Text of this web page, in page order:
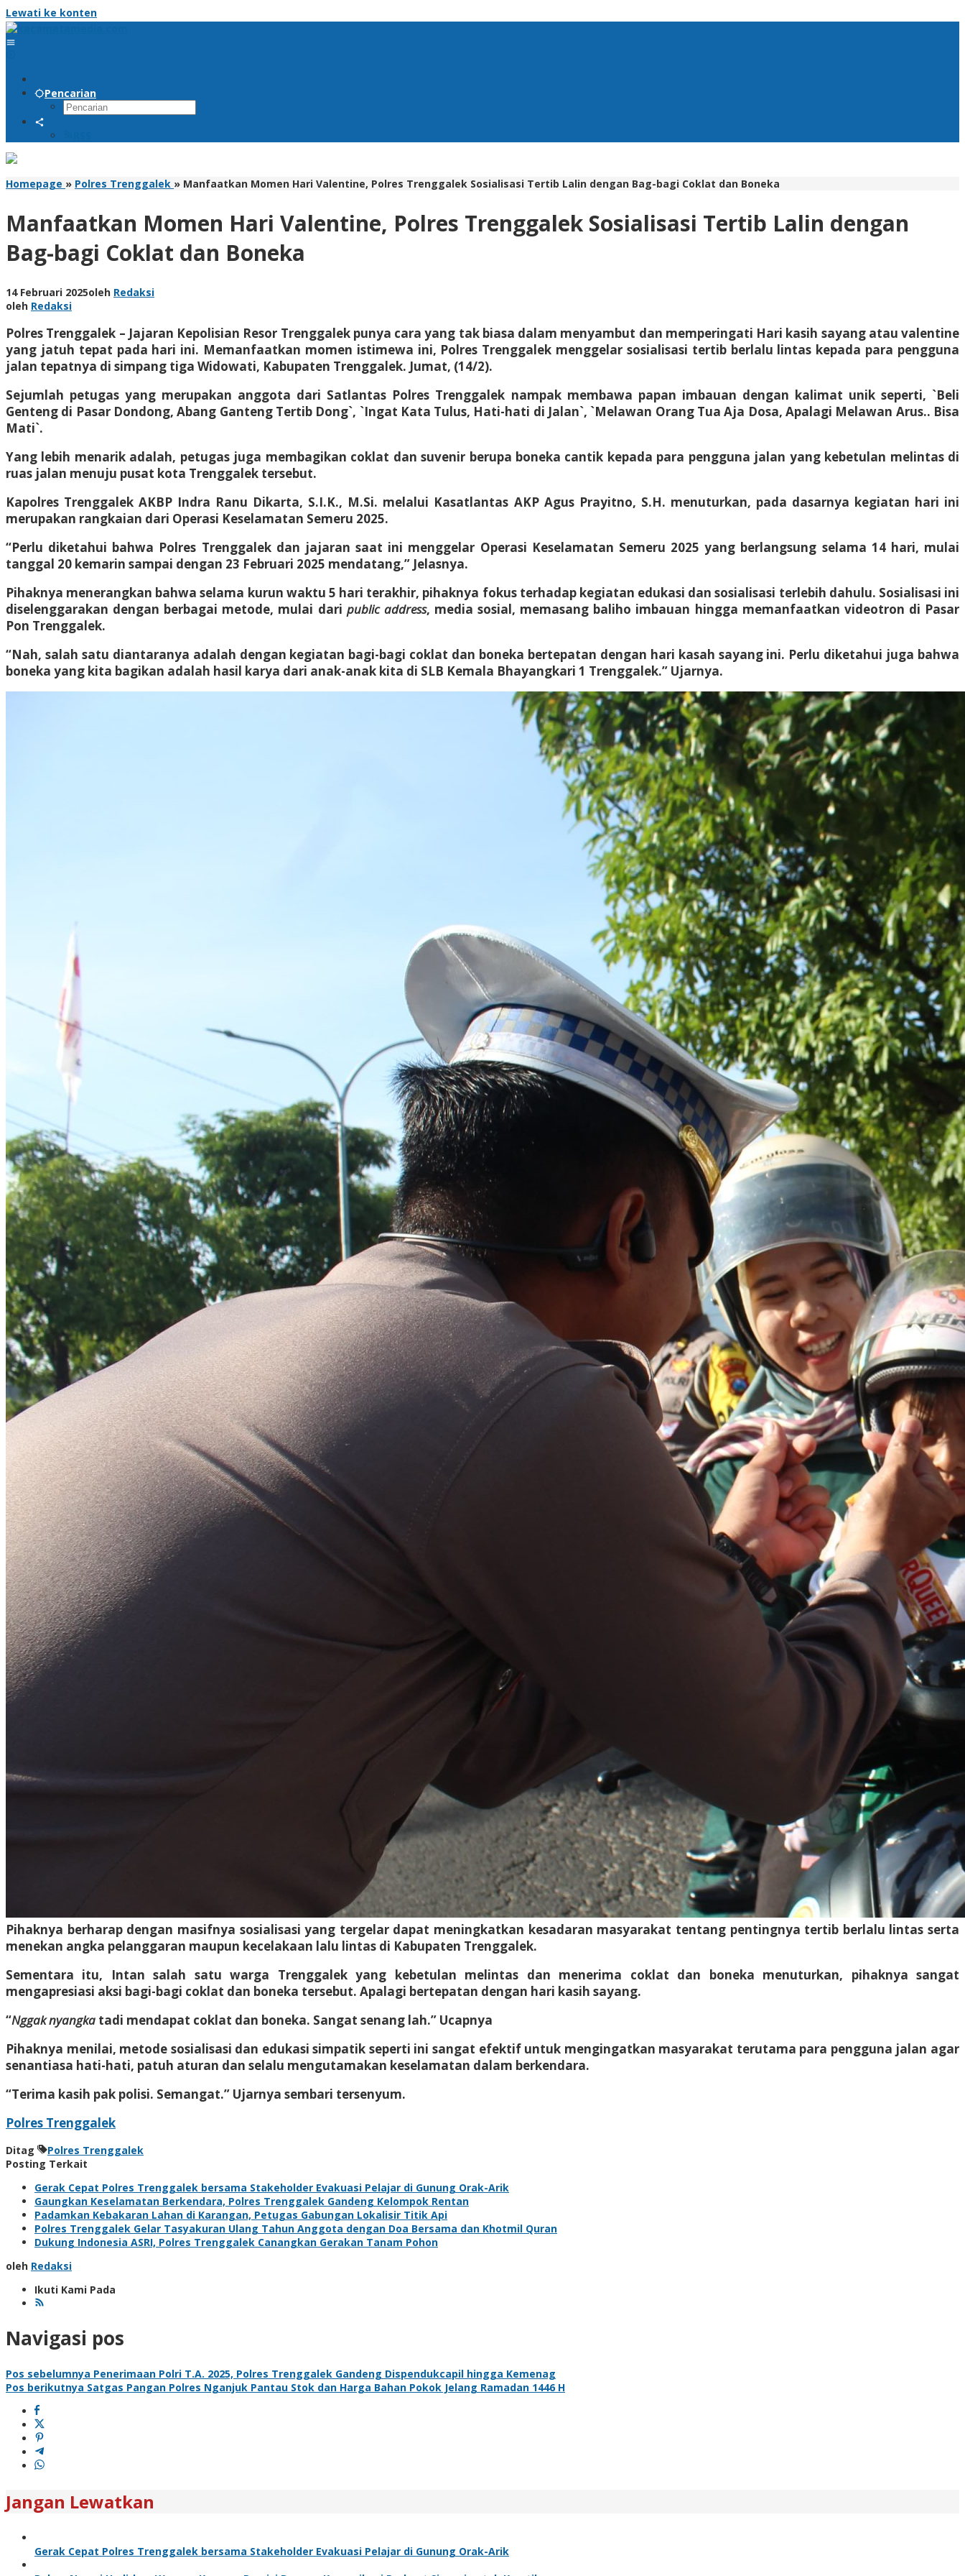
Lewati ke konten
Pencarian
Homepage » Polres Trenggalek » Manfaatkan Momen Hari Valentine, Polres Trenggalek Sosialisasi Tertib Lalin dengan Bag-bagi Coklat dan Boneka
Manfaatkan Momen Hari Valentine, Polres Trenggalek Sosialisasi Tertib Lalin dengan
Bag-bagi Coklat dan Boneka
14 Februari 2025oleh Redaksi
oleh Redaksi
Polres Trenggalek – Jajaran Kepolisian Resor Trenggalek punya cara yang tak biasa dalam menyambut dan memperingati Hari kasih sayang atau valentine
yang jatuh tepat pada hari ini. Memanfaatkan momen istimewa ini, Polres Trenggalek menggelar sosialisasi tertib berlalu lintas kepada para pengguna
jalan tepatnya di simpang tiga Widowati, Kabupaten Trenggalek. Jumat, (14/2).
Sejumlah petugas yang merupakan anggota dari Satlantas Polres Trenggalek nampak membawa papan imbauan dengan kalimat unik seperti, `Beli
Genteng di Pasar Dondong, Abang Ganteng Tertib Dong`, `Ingat Kata Tulus, Hati-hati di Jalan`, `Melawan Orang Tua Aja Dosa, Apalagi Melawan Arus.. Bisa
Mati`.
Yang lebih menarik adalah, petugas juga membagikan coklat dan suvenir berupa boneka cantik kepada para pengguna jalan yang kebetulan melintas di
ruas jalan menuju pusat kota Trenggalek tersebut.
Kapolres Trenggalek AKBP Indra Ranu Dikarta, S.I.K., M.Si. melalui Kasatlantas AKP Agus Prayitno, S.H. menuturkan, pada dasarnya kegiatan hari ini
merupakan rangkaian dari Operasi Keselamatan Semeru 2025.
“Perlu diketahui bahwa Polres Trenggalek dan jajaran saat ini menggelar Operasi Keselamatan Semeru 2025 yang berlangsung selama 14 hari, mulai
tanggal 20 kemarin sampai dengan 23 Februari 2025 mendatang,” Jelasnya.
Pihaknya menerangkan bahwa selama kurun waktu 5 hari terakhir, pihaknya fokus terhadap kegiatan edukasi dan sosialisasi terlebih dahulu. Sosialisasi ini
diselenggarakan dengan berbagai metode, mulai dari public address, media sosial, memasang baliho imbauan hingga memanfaatkan videotron di Pasar
Pon Trenggalek.
“Nah, salah satu diantaranya adalah dengan kegiatan bagi-bagi coklat dan boneka bertepatan dengan hari kasah sayang ini. Perlu diketahui juga bahwa
boneka yang kita bagikan adalah hasil karya dari anak-anak kita di SLB Kemala Bhayangkari 1 Trenggalek.” Ujarnya.
Pihaknya berharap dengan masifnya sosialisasi yang tergelar dapat meningkatkan kesadaran masyarakat tentang pentingnya tertib berlalu lintas serta
menekan angka pelanggaran maupun kecelakaan lalu lintas di Kabupaten Trenggalek.
Sementara itu, Intan salah satu warga Trenggalek yang kebetulan melintas dan menerima coklat dan boneka menuturkan, pihaknya sangat
mengapresiasi aksi bagi-bagi coklat dan boneka tersebut. Apalagi bertepatan dengan hari kasih sayang.
“Nggak nyangka tadi mendapat coklat dan boneka. Sangat senang lah.” Ucapnya
Pihaknya menilai, metode sosialisasi dan edukasi simpatik seperti ini sangat efektif untuk mengingatkan masyarakat terutama para pengguna jalan agar
senantiasa hati-hati, patuh aturan dan selalu mengutamakan keselamatan dalam berkendara.
“Terima kasih pak polisi. Semangat.” Ujarnya sembari tersenyum.
Polres Trenggalek
Ditag
Polres Trenggalek
Posting Terkait
Gerak Cepat Polres Trenggalek bersama Stakeholder Evakuasi Pelajar di Gunung Orak-Arik
Gaungkan Keselamatan Berkendara, Polres Trenggalek Gandeng Kelompok Rentan
Padamkan Kebakaran Lahan di Karangan, Petugas Gabungan Lokalisir Titik Api
Polres Trenggalek Gelar Tasyakuran Ulang Tahun Anggota dengan Doa Bersama dan Khotmil Quran
Dukung Indonesia ASRI, Polres Trenggalek Canangkan Gerakan Tanam Pohon
oleh Redaksi
Ikuti Kami Pada
Navigasi pos
Pos sebelumnya Penerimaan Polri T.A. 2025, Polres Trenggalek Gandeng Dispendukcapil hingga Kemenag
Pos berikutnya Satgas Pangan Polres Nganjuk Pantau Stok dan Harga Bahan Pokok Jelang Ramadan 1446 H
Jangan Lewatkan
Gerak Cepat Polres Trenggalek bersama Stakeholder Evakuasi Pelajar di Gunung Orak-Arik